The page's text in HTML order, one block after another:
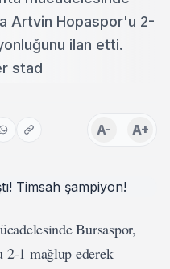
Artvin Hopaspor'u 2-
ilan etti.
stad
A- A+
Bursaspor,
2-1 mağlup ederek